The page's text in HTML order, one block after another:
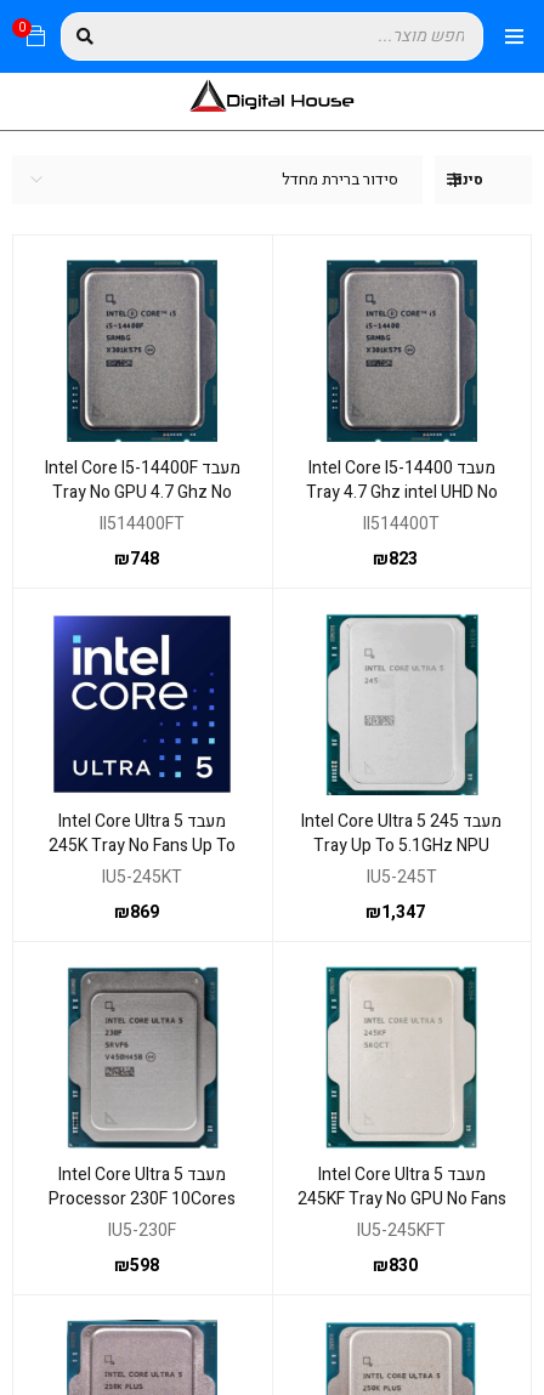
0
סינון סידור ברירת מחדל
מעבד Intel Core I5-14400
Tray 4.7 Ghz intel UHD No
Fan 65W TDP
II514400T
₪823
מעבד Intel Core I5-14400F
Tray No GPU 4.7 Ghz No
Fan 65W TDP
II514400FT
₪748
מעבד Intel Core Ultra 5 245
Tray Up To 5.1GHz NPU
Intel Graphics
IU5-245T
₪1,347
מעבד Intel Core Ultra 5
245K Tray No Fans Up To
5.2GHz
IU5-245KT
₪869
מעבד Intel Core Ultra 5
245KF Tray No GPU No Fans
Up To 5.2GHz
IU5-245KFT
₪830
מעבד Intel Core Ultra 5
Processor 230F 10Cores
5Ghz no GPU No Fan
IU5-230F
₪598